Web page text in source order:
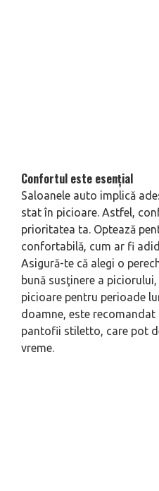
Confortul este esenţial
Saloanele auto implică
stat în picioare. Astfel,
prioritatea ta. Optează
confortabilă, cum ar fi
Asigură-te că alegi o
bună susţinere a
picioare pentru perioade
doamne, este
pantofii stiletto, care pot
vreme.